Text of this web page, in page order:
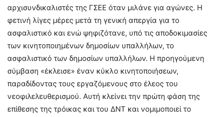
αρχισυνδικαλιστές της ΓΣΕΕ όταν μιλάνε για αγώνες. Η
φετινή λίγες μέρες μετά τη γενική απεργία για το
ασφαλιστικό και ενώ ψηφιζότανε, υπό τις αποδοκιμασίες
των κινητοποιημένων δημοσίων υπαλλήλων, το
ασφαλιστικό των δημοσίων υπαλλήλων. Η προηγούμενη
σύμβαση «έκλεισε» έναν κύκλο κινητοποιήσεων,
παραδίδοντας τους εργαζόμενους στο έλεος του
νεοφιλελευθερισμού. Αυτή κλείνει την πρώτη φάση της
επίθεσης της τρόικας και του ΔΝΤ και νομιμοποιεί το